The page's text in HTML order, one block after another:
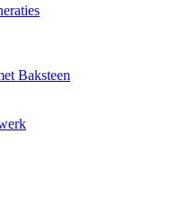
Baksteen